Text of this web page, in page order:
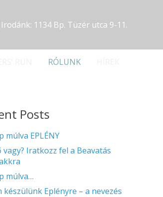
Irodánk: 1134 Bp. Tüzér utca 9-11.
RÓLUNK
Posts
múlva EPLÉNY
vagy? Iratkozz fel a Beavatás
múlva…
készülünk Eplényre – a nevezés